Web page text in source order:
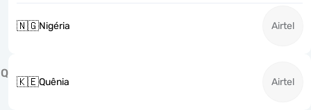
🇳🇬Nigéria Airtel
Q
🇰🇪Quênia Airtel